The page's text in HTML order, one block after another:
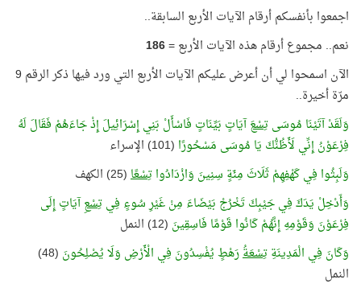
اجمعوا بأنفسكم أرقام الآيات الأربع السابقة..
نعم.. مجموع أرقام هذه الآيات الأربع =186
الآن اسمحوا لي أن أعرض عليكم الآيات الأربع التي ورد فيها ذكر الرقم 9
مرّة أخيرة..
وَلَقَدْ آتَيْنَا مُوسَىتِسْعَآيَاتٍ بَيِّنَاتٍ فَاسْأَلْ بَنِي إِسْرَائِيلَ إِذْ جَاءَهُمْ فَقَالَ لَهُ
فِرْعَوْنُ إِنِّي لَأَظُنُّكَ يَا مُوسَى مَسْحُورًا (101) الإسراء
وَلَبِثُوا فِي كَهْفِهِمْ ثَلَاثَ مِئَةٍ سِنِينَ وَازْدَادُواتِسْعًا(25) الكهف
وَأَدْخِلْ يَدَكَ فِي جَيْبِكَ تَخْرُجْ بَيْضَاءَ مِنْ غَيْرِ سُوءٍ فِيتِسْعِآيَاتٍ إِلَى
فِرْعَوْنَ وَقَوْمِهِ إِنَّهُمْ كَانُوا قَوْمًا فَاسِقِينَ (12) النمل
وَكَانَ فِي الْمَدِينَةِتِسْعَةُرَهْطٍ يُفْسِدُونَ فِي الْأَرْضِ وَلَا يُصْلِحُونَ
(48)
النمل